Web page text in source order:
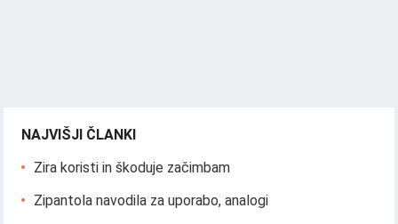
NAJVIŠJI ČLANKI
Zira koristi in škoduje začimbam
Zipantola navodila za uporabo, analogi